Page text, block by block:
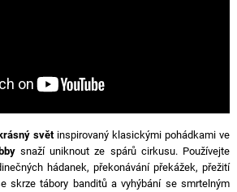
svět inspirovaný klasickými pohádkami ve
snaží uniknout ze spárů cirkusu. Používejte
hádanek, překonávání překážek, přežití
skrze tábory banditů a vyhýbání se smrtelným